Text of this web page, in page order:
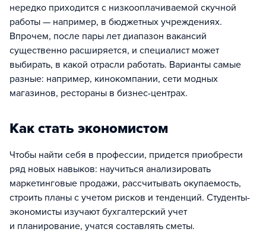
нередко приходится с низкооплачиваемой скучной
работы — например, в бюджетных учреждениях.
Впрочем, после пары лет диапазон вакансий
существенно расширяется, и специалист может
выбирать, в какой отрасли работать. Варианты самые
разные: например, кинокомпании, сети модных
магазинов, рестораны в бизнес-центрах.
Как стать экономистом
Чтобы найти себя в профессии, придется приобрести
ряд новых навыков: научиться анализировать
маркетинговые продажи, рассчитывать окупаемость,
строить планы с учетом рисков и тенденций. Студенты-
экономисты изучают бухгалтерский учет
и планирование, учатся составлять сметы.